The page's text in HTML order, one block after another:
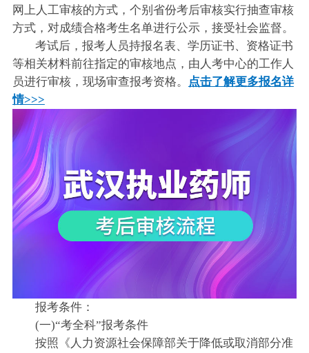
网上人工审核的方式，个别省份考后审核实行抽查审核
方式，对成绩合格考生名单进行公示，接受社会监督。
考试后，报考人员持报名表、学历证书、资格证书
等相关材料前往指定的审核地点，由人考中心的工作人
员进行审核，现场审查报考资格。
点击了解更多报名详
情>>>
报考条件：
(一)“考全科”报考条件
按照《人力资源社会保障部关于降低或取消部分准